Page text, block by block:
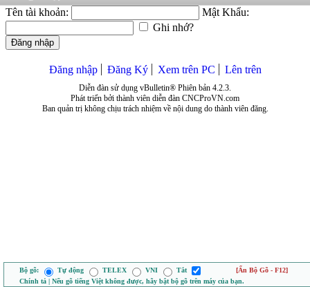
Tên tài khoản:
Mật Khẩu:
Ghi nhớ?
Đăng nhập
Đăng nhập Đăng Ký Xem trên PC Lên trên
Diễn đàn sử dụng vBulletin® Phiên bản 4.2.3.
Phát triển bởi thành viên diễn đàn CNCProVN.com
Ban quản trị không chịu trách nhiệm về nội dung do thành viên đăng.
Bộ gõ: Tự động TELEX VNI Tắt
[Ẩn Bộ Gõ - F12]
Chính tả | Nếu gõ tiếng Việt không được, hãy bật bộ gõ trên máy của bạn.